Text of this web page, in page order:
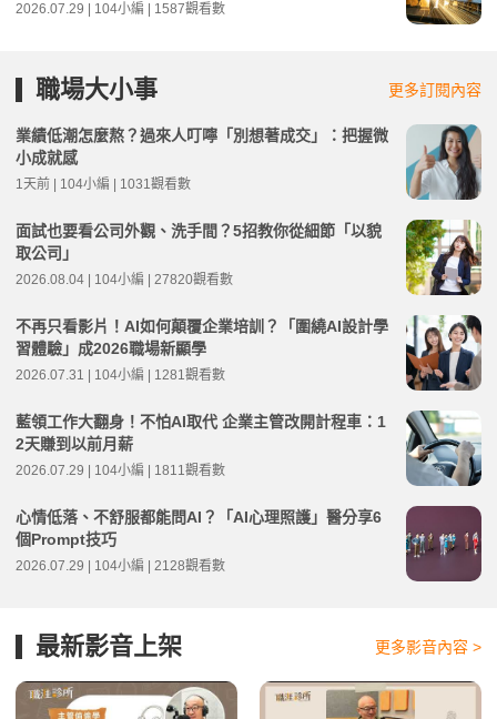
2026.07.29 | 104小編 | 1587觀看數
職場大小事 更多訂閱內容
業績低潮怎麼熬？過來人叮嚀「別想著成交」：把握微
小成就感
1天前 | 104小編 | 1031觀看數
面試也要看公司外觀、洗手間？5招教你從細節「以貌
取公司」
2026.08.04 | 104小編 | 27820觀看數
不再只看影片！AI如何顛覆企業培訓？「圍繞AI設計學
習體驗」成2026職場新顯學
2026.07.31 | 104小編 | 1281觀看數
藍領工作大翻身！不怕AI取代 企業主管改開計程車：1
2天賺到以前月薪
2026.07.29 | 104小編 | 1811觀看數
心情低落、不舒服都能問AI？「AI心理照護」醫分享6
個Prompt技巧
2026.07.29 | 104小編 | 2128觀看數
最新影音上架 更多影音內容 >